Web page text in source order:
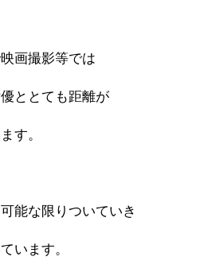
画撮影等では
ととても距離が
す。
能な限りついていき
います。